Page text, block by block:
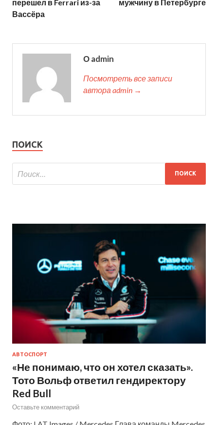
перешел в Ferrari из-за
Вассёра
мужчину в Петербурге
О admin
Посмотреть все записи
автора admin →
ПОИСК
АВТОСПОРТ
«Не понимаю, что он хотел сказать».
Тото Вольф ответил гендиректору
Red Bull
Оставьте комментарий